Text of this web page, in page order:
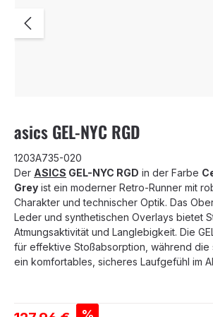
asics GEL-NYC RGD
1203A735-020
Der ASICS GEL-NYC RGD in der Farbe
Grey ist ein moderner Retro-Runner mit
Charakter und technischer Optik. Das
Leder und synthetischen Overlays bietet
Atmungsaktivität und Langlebigkeit. Die
für effektive Stoßabsorption, während die
ein komfortables, sicheres Laufgefühl im
Verkaufspreis: